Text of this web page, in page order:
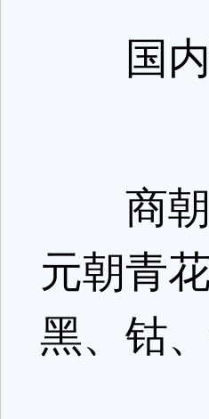
国内
商朝
元朝青
黑、钴